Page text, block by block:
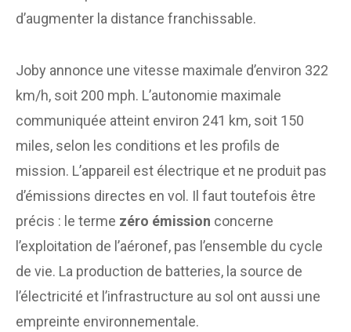
d’augmenter la distance franchissable.
Joby annonce une vitesse maximale d’environ 322
km/h, soit 200 mph. L’autonomie maximale
communiquée atteint environ 241 km, soit 150
miles, selon les conditions et les profils de
mission. L’appareil est électrique et ne produit pas
d’émissions directes en vol. Il faut toutefois être
précis : le terme zéro émission concerne
l’exploitation de l’aéronef, pas l’ensemble du cycle
de vie. La production de batteries, la source de
l’électricité et l’infrastructure au sol ont aussi une
empreinte environnementale.